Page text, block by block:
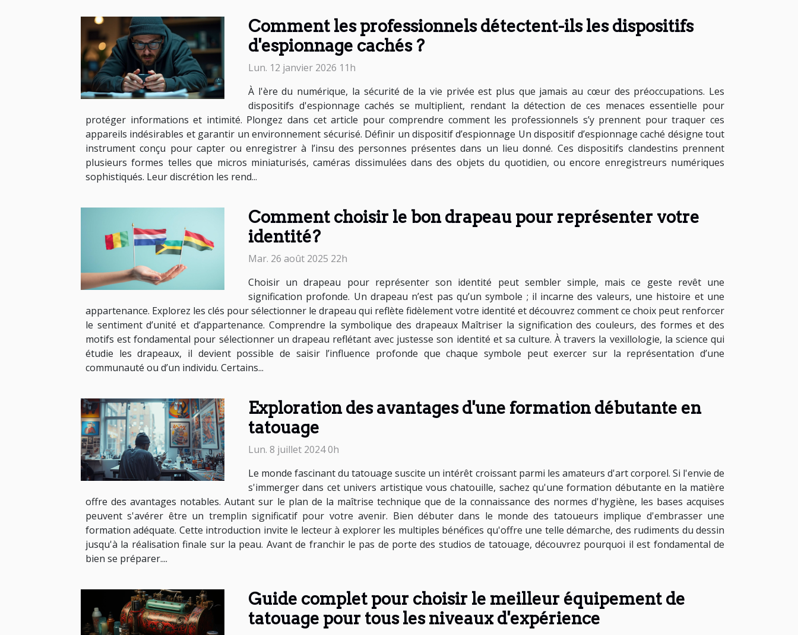
Comment les professionnels détectent-ils les dispositifs
d'espionnage cachés ?
Lun. 12 janvier 2026 11h
À l'ère du numérique, la sécurité de la vie privée est plus que jamais au cœur des préoccupations. Les
dispositifs d'espionnage cachés se multiplient, rendant la détection de ces menaces essentielle pour
protéger informations et intimité. Plongez dans cet article pour comprendre comment les professionnels s’y prennent pour traquer ces
appareils indésirables et garantir un environnement sécurisé. Définir un dispositif d’espionnage Un dispositif d’espionnage caché désigne tout
instrument conçu pour capter ou enregistrer à l’insu des personnes présentes dans un lieu donné. Ces dispositifs clandestins prennent
plusieurs formes telles que micros miniaturisés, caméras dissimulées dans des objets du quotidien, ou encore enregistreurs numériques
sophistiqués. Leur discrétion les rend...
Comment choisir le bon drapeau pour représenter votre
identité?
Mar. 26 août 2025 22h
Choisir un drapeau pour représenter son identité peut sembler simple, mais ce geste revêt une
signification profonde. Un drapeau n’est pas qu’un symbole ; il incarne des valeurs, une histoire et une
appartenance. Explorez les clés pour sélectionner le drapeau qui reflète fidèlement votre identité et découvrez comment ce choix peut renforcer
le sentiment d’unité et d’appartenance. Comprendre la symbolique des drapeaux Maîtriser la signification des couleurs, des formes et des
motifs est fondamental pour sélectionner un drapeau reflétant avec justesse son identité et sa culture. À travers la vexillologie, la science qui
étudie les drapeaux, il devient possible de saisir l’influence profonde que chaque symbole peut exercer sur la représentation d’une
communauté ou d’un individu. Certains...
Exploration des avantages d'une formation débutante en
tatouage
Lun. 8 juillet 2024 0h
Le monde fascinant du tatouage suscite un intérêt croissant parmi les amateurs d'art corporel. Si l'envie de
s'immerger dans cet univers artistique vous chatouille, sachez qu'une formation débutante en la matière
offre des avantages notables. Autant sur le plan de la maîtrise technique que de la connaissance des normes d'hygiène, les bases acquises
peuvent s'avérer être un tremplin significatif pour votre avenir. Bien débuter dans le monde des tatoueurs implique d'embrasser une
formation adéquate. Cette introduction invite le lecteur à explorer les multiples bénéfices qu'offre une telle démarche, des rudiments du dessin
jusqu'à la réalisation finale sur la peau. Avant de franchir le pas de porte des studios de tatouage, découvrez pourquoi il est fondamental de
bien se préparer....
Guide complet pour choisir le meilleur équipement de
tatouage pour tous les niveaux d'expérience